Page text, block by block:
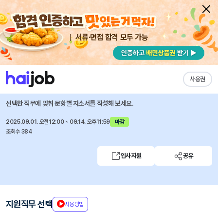
서류·면접 합격 모두 가능
사용권
채용공고 자소서 자유항목 자소서 내 작성목록
쎄트렉아이 즐겨찾기
2025 하반기 신입 채용, SI Future-Ship 모집
선택한 직무에 맞춰 문항별 자소서를 작성해 보세요.
2025.09.01. 오전12:00 ~ 09.14. 오후11:59
마감
조회수 384
입사지원 공유
지원직무 선택 사용방법